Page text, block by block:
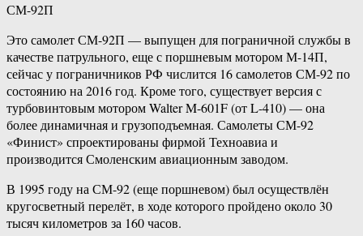
СМ-92П
Это самолет СМ-92П — выпущен для пограничной службы в
качестве патрульного, еще с поршневым мотором М-14П,
сейчас у пограничников РФ числится 16 самолетов СМ-92 по
состоянию на 2016 год. Кроме того, существует версия с
турбовинтовым мотором Walter M-601F (от L-410) — она
более динамичная и грузоподъемная. Самолеты СМ-92
«Финист» спроектированы фирмой Техноавиа и
производится Смоленским авиационным заводом.
В 1995 году на СМ-92 (еще поршневом) был осуществлён
кругосветный перелёт, в ходе которого пройдено около 30
тысяч километров за 160 часов.